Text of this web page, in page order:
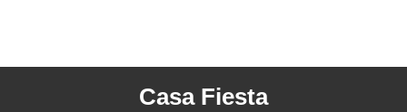
Casa Fiesta